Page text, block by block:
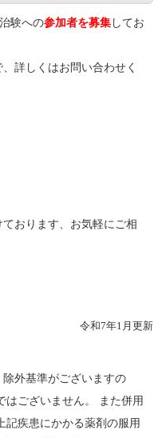
験への参加者を募集 してお
詳しくはお問い合わせく
おります、お気軽にご相
令和7年1月更新
外基準がございますの
はございません。 また併用
記疾患にかかる薬剤の服用